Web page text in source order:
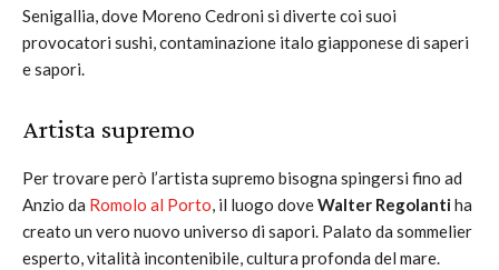
Senigallia, dove Moreno Cedroni si diverte coi suoi
provocatori sushi, contaminazione italo giapponese di saperi
e sapori.
Artista supremo
Per trovare però l’artista supremo bisogna spingersi fino ad
Anzio da Romolo al Porto, il luogo doveWalter Regolantiha
creato un vero nuovo universo di sapori. Palato da sommelier
esperto, vitalità incontenibile, cultura profonda del mare.